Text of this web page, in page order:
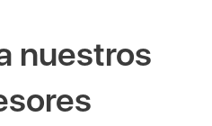
nuestros